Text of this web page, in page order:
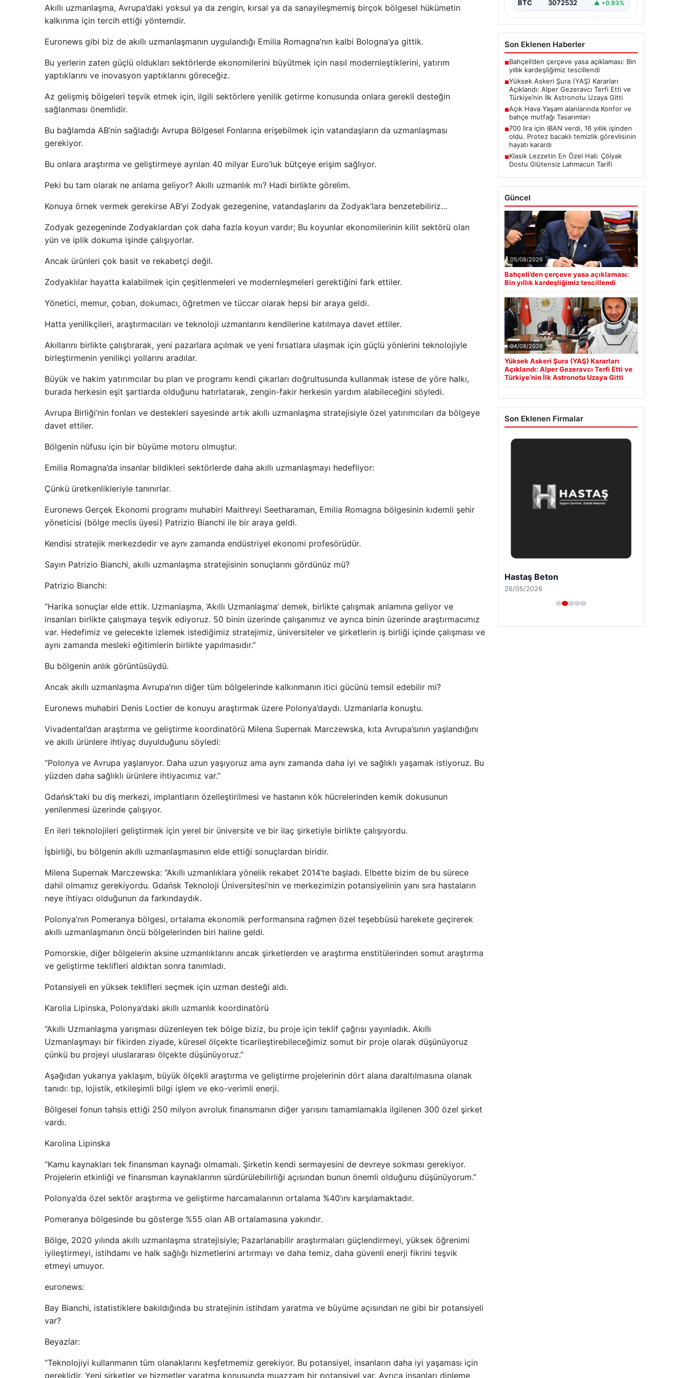
Akıllı uzmanlaşma, Avrupa’daki yoksul ya da zengin, kırsal ya da sanayileşmemiş birçok bölgesel hükümetin
kalkınma için tercih ettiği yöntemdir.
Euronews gibi biz de akıllı uzmanlaşmanın uygulandığı Emilia Romagna’nın kalbi Bologna’ya gittik.
Bu yerlerin zaten güçlü oldukları sektörlerde ekonomilerini büyütmek için nasıl modernleştiklerini, yatırım
yaptıklarını ve inovasyon yaptıklarını göreceğiz.
Az gelişmiş bölgeleri teşvik etmek için, ilgili sektörlere yenilik getirme konusunda onlara gerekli desteğin
sağlanması önemlidir.
Bu bağlamda AB’nin sağladığı Avrupa Bölgesel Fonlarına erişebilmek için vatandaşların da uzmanlaşması
gerekiyor.
Bu onlara araştırma ve geliştirmeye ayrılan 40 milyar Euro’luk bütçeye erişim sağlıyor.
Peki bu tam olarak ne anlama geliyor? Akıllı uzmanlık mı? Hadi birlikte görelim.
Konuya örnek vermek gerekirse AB’yi Zodyak gezegenine, vatandaşlarını da Zodyak’lara benzetebiliriz…
Zodyak gezegeninde Zodyaklardan çok daha fazla koyun vardır; Bu koyunlar ekonomilerinin kilit sektörü olan
yün ve iplik dokuma işinde çalışıyorlar.
Ancak ürünleri çok basit ve rekabetçi değil.
Zodyaklılar hayatta kalabilmek için çeşitlenmeleri ve modernleşmeleri gerektiğini fark ettiler.
Yönetici, memur, çoban, dokumacı, öğretmen ve tüccar olarak hepsi bir araya geldi.
Hatta yenilikçileri, araştırmacıları ve teknoloji uzmanlarını kendilerine katılmaya davet ettiler.
Akıllarını birlikte çalıştırarak, yeni pazarlara açılmak ve yeni fırsatlara ulaşmak için güçlü yönlerini teknolojiyle
birleştirmenin yenilikçi yollarını aradılar.
Büyük ve hakim yatırımcılar bu plan ve programı kendi çıkarları doğrultusunda kullanmak istese de yöre halkı,
burada herkesin eşit şartlarda olduğunu hatırlatarak, zengin-fakir herkesin yardım alabileceğini söyledi.
Avrupa Birliği’nin fonları ve destekleri sayesinde artık akıllı uzmanlaşma stratejisiyle özel yatırımcıları da bölgeye
davet ettiler.
Bölgenin nüfusu için bir büyüme motoru olmuştur.
Emilia Romagna’da insanlar bildikleri sektörlerde daha akıllı uzmanlaşmayı hedefliyor:
Çünkü üretkenlikleriyle tanınırlar.
Euronews Gerçek Ekonomi programı muhabiri Maithreyi Seetharaman, Emilia Romagna bölgesinin kıdemli şehir
yöneticisi (bölge meclis üyesi) Patrizio Bianchi ile bir araya geldi.
Kendisi stratejik merkezdedir ve aynı zamanda endüstriyel ekonomi profesörüdür.
Sayın Patrizio Bianchi, akıllı uzmanlaşma stratejisinin sonuçlarını gördünüz mü?
Patrizio Bianchi:
“Harika sonuçlar elde ettik. Uzmanlaşma, ‘Akıllı Uzmanlaşma’ demek, birlikte çalışmak anlamına geliyor ve
insanları birlikte çalışmaya teşvik ediyoruz. 50 binin üzerinde çalışanımız ve ayrıca binin üzerinde araştırmacımız
var. Hedefimiz ve gelecekte izlemek istediğimiz stratejimiz, üniversiteler ve şirketlerin iş birliği içinde çalışması ve
aynı zamanda mesleki eğitimlerin birlikte yapılmasıdır.”
Bu bölgenin anlık görüntüsüydü.
Ancak akıllı uzmanlaşma Avrupa’nın diğer tüm bölgelerinde kalkınmanın itici gücünü temsil edebilir mi?
Euronews muhabiri Denis Loctier de konuyu araştırmak üzere Polonya’daydı. Uzmanlarla konuştu.
Vivadental’dan araştırma ve geliştirme koordinatörü Milena Supernak Marczewska, kıta Avrupa’sının yaşlandığını
ve akıllı ürünlere ihtiyaç duyulduğunu söyledi:
“Polonya ve Avrupa yaşlanıyor. Daha uzun yaşıyoruz ama aynı zamanda daha iyi ve sağlıklı yaşamak istiyoruz. Bu
yüzden daha sağlıklı ürünlere ihtiyacımız var.”
Gdańsk’taki bu diş merkezi, implantların özelleştirilmesi ve hastanın kök hücrelerinden kemik dokusunun
yenilenmesi üzerinde çalışıyor.
En ileri teknolojileri geliştirmek için yerel bir üniversite ve bir ilaç şirketiyle birlikte çalışıyordu.
İşbirliği, bu bölgenin akıllı uzmanlaşmasının elde ettiği sonuçlardan biridir.
Milena Supernak Marczewska: “Akıllı uzmanlıklara yönelik rekabet 2014’te başladı. Elbette bizim de bu sürece
dahil olmamız gerekiyordu. Gdańsk Teknoloji Üniversitesi’nin ve merkezimizin potansiyelinin yanı sıra hastaların
neye ihtiyacı olduğunun da farkındaydık.
Polonya’nın Pomeranya bölgesi, ortalama ekonomik performansına rağmen özel teşebbüsü harekete geçirerek
akıllı uzmanlaşmanın öncü bölgelerinden biri haline geldi.
Pomorskie, diğer bölgelerin aksine uzmanlıklarını ancak şirketlerden ve araştırma enstitülerinden somut araştırma
ve geliştirme teklifleri aldıktan sonra tanımladı.
Potansiyeli en yüksek teklifleri seçmek için uzman desteği aldı.
Karolia Lipinska, Polonya’daki akıllı uzmanlık koordinatörü
“Akıllı Uzmanlaşma yarışması düzenleyen tek bölge biziz, bu proje için teklif çağrısı yayınladık. Akıllı
Uzmanlaşmayı bir fikirden ziyade, küresel ölçekte ticarileştirebileceğimiz somut bir proje olarak düşünüyoruz
çünkü bu projeyi uluslararası ölçekte düşünüyoruz.”
Aşağıdan yukarıya yaklaşım, büyük ölçekli araştırma ve geliştirme projelerinin dört alana daraltılmasına olanak
tanıdı: tıp, lojistik, etkileşimli bilgi işlem ve eko-verimli enerji.
Bölgesel fonun tahsis ettiği 250 milyon avroluk finansmanın diğer yarısını tamamlamakla ilgilenen 300 özel şirket
vardı.
Karolina Lipinska
“Kamu kaynakları tek finansman kaynağı olmamalı. Şirketin kendi sermayesini de devreye sokması gerekiyor.
Projelerin etkinliği ve finansman kaynaklarının sürdürülebilirliği açısından bunun önemli olduğunu düşünüyorum.”
Polonya’da özel sektör araştırma ve geliştirme harcamalarının ortalama %40’ını karşılamaktadır.
Pomeranya bölgesinde bu gösterge %55 olan AB ortalamasına yakındır.
Bölge, 2020 yılında akıllı uzmanlaşma stratejisiyle; Pazarlanabilir araştırmaları güçlendirmeyi, yüksek öğrenimi
iyileştirmeyi, istihdamı ve halk sağlığı hizmetlerini artırmayı ve daha temiz, daha güvenli enerji fikrini teşvik
etmeyi umuyor.
euronews:
Bay Bianchi, istatistiklere bakıldığında bu stratejinin istihdam yaratma ve büyüme açısından ne gibi bir potansiyeli
var?
Beyazlar:
“Teknolojiyi kullanmanın tüm olanaklarını keşfetmemiz gerekiyor. Bu potansiyel, insanların daha iyi yaşaması için
gereklidir. Yeni şirketler ve hizmetler yaratma konusunda muazzam bir potansiyel var. Ayrıca insanları dinleme,
oluşturan Yüksek Askeri Şura
BTC 3072532 ▲ +0.93%
Son Eklenen Haberler
■Bahçeli’den çerçeve yasa açıklaması: Bin
yıllık kardeşliğimiz tescillendi
■Yüksek Askeri Şura (YAŞ) Kararları
Açıklandı: Alper Gezeravcı Terfi Etti ve
Türkiye’nin İlk Astronotu Uzaya Gitti
■Açık Hava Yaşam alanlarında Konfor ve
bahçe mutfağı Tasarımları
■700 lira için IBAN verdi, 16 yıllık işinden
oldu. Protez bacaklı temizlik görevlisinin
hayatı karardı
■Klasik Lezzetin En Özel Hali: Çölyak
Dostu Glütensiz Lahmacun Tarifi
Güncel
05/08/2026
Bahçeli’den çerçeve yasa açıklaması:
Bin yıllık kardeşliğimiz tescillendi
04/08/2026
Yüksek Askeri Şura (YAŞ) Kararları
Açıklandı: Alper Gezeravcı Terfi Etti ve
Türkiye’nin İlk Astronotu Uzaya Gitti
Son Eklenen Firmalar
Hastaş Beton
26/05/2026